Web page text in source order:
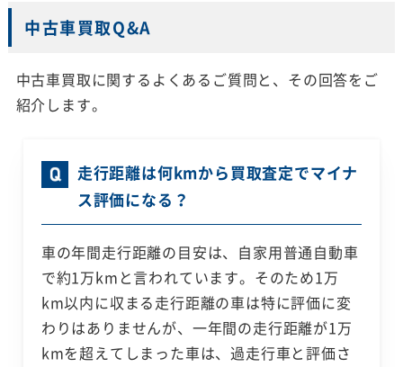
中古車買取Q&A
中古車買取に関するよくあるご質問と、その回答をご
紹介します。
走行距離は何kmから買取査定でマイナ
ス評価になる？
車の年間走行距離の目安は、自家用普通自動車
で約1万kmと言われています。そのため1万
km以内に収まる走行距離の車は特に評価に変
わりはありませんが、一年間の走行距離が1万
kmを超えてしまった車は、過走行車と評価さ